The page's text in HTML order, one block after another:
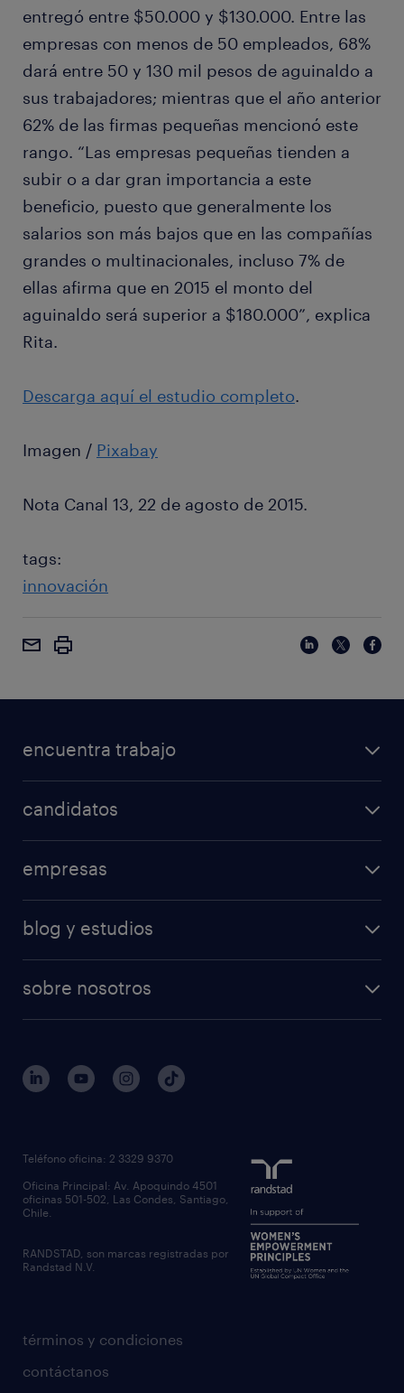
entregó entre $50.000 y $130.000. Entre las
empresas con menos de 50 empleados, 68%
dará entre 50 y 130 mil pesos de aguinaldo a
sus trabajadores; mientras que el año anterior
62% de las firmas pequeñas mencionó este
rango. “Las empresas pequeñas tienden a
subir o a dar gran importancia a este
beneficio, puesto que generalmente los
salarios son más bajos que en las compañías
grandes o multinacionales, incluso 7% de
ellas afirma que en 2015 el monto del
aguinaldo será superior a $180.000”, explica
Rita.
Descarga aquí el estudio completo.
Imagen / Pixabay
Nota Canal 13, 22 de agosto de 2015.
tags:
innovación
encuentra trabajo
candidatos
empresas
blog y estudios
sobre nosotros
términos y condiciones
contáctanos
Teléfono oficina: 2 3329 9370
Oficina Principal: Av. Apoquindo 4501
oficinas 501-502, Las Condes, Santiago,
Chile.
RANDSTAD, son marcas registradas por
Randstad N.V.